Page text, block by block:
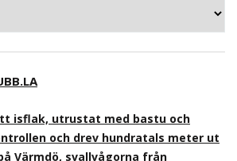
isflak, utrustat med bastu och
och drev hundratals meter ut
Värmdö, svallvågorna från